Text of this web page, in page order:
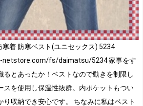
着 防寒ベスト(ユニセックス) 5234
fs/daimatsu/5234 家事をす
るとあったか！ベストなので動きを制限し
スを使用し保温性抜群。内ポケットもつい
り収納でき安心です。 ちなみに私はベスト